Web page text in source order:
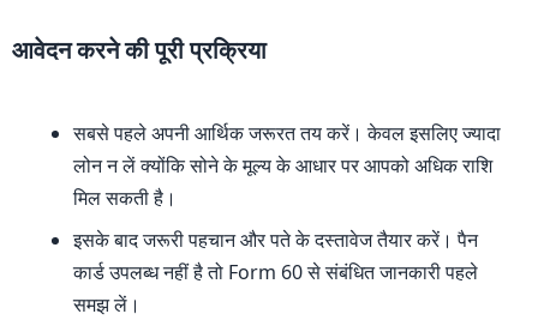
आवेदन करने की पूरी प्रक्रिया
सबसे पहले अपनी आर्थिक जरूरत तय करें। केवल इसलिए ज्यादा
लोन न लें क्योंकि सोने के मूल्य के आधार पर आपको अधिक राशि
मिल सकती है।
इसके बाद जरूरी पहचान और पते के दस्तावेज तैयार करें। पैन
कार्ड उपलब्ध नहीं है तो Form 60 से संबंधित जानकारी पहले
समझ लें।